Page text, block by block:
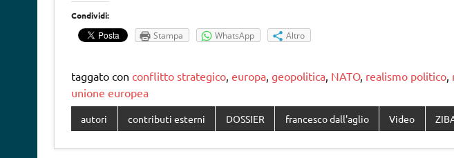
Condividi:
Stampa WhatsApp Altro
taggato con conflitto strategico, europa, geopolitica, NATO, realismo politico,
unione europea
autori contributi esterni DOSSIER francesco dall'aglio Video